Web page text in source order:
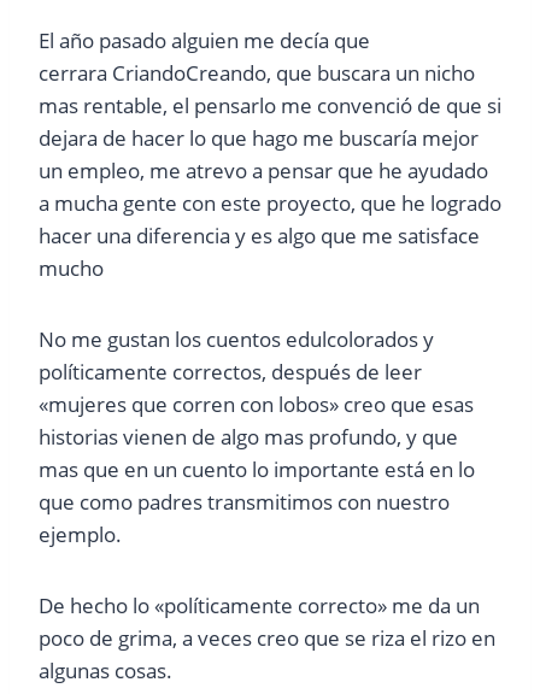
El año pasado alguien me decía que
cerrara CriandoCreando, que buscara un nicho
mas rentable, el pensarlo me convenció de que si
dejara de hacer lo que hago me buscaría mejor
un empleo, me atrevo a pensar que he ayudado
a mucha gente con este proyecto, que he logrado
hacer una diferencia y es algo que me satisface
mucho
No me gustan los cuentos edulcolorados y
políticamente correctos, después de leer
«mujeres que corren con lobos» creo que esas
historias vienen de algo mas profundo, y que
mas que en un cuento lo importante está en lo
que como padres transmitimos con nuestro
ejemplo.
De hecho lo «políticamente correcto» me da un
poco de grima, a veces creo que se riza el rizo en
algunas cosas.